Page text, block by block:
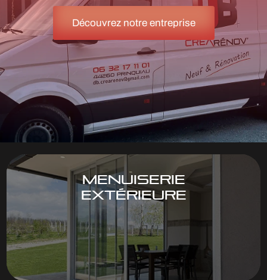
Découvrez notre entreprise
MENUISERIE
EXTÉRIEURE